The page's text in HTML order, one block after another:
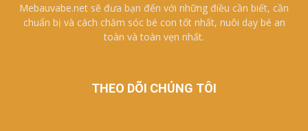
Mebauvabe.net sẽ đưa bạn đến với những điều cần biết, cần
chuẩn bị và cách chăm sóc bé con tốt nhất, nuôi dạy bé an
toàn và toàn vẹn nhất.
THEO DÕI CHÚNG TÔI